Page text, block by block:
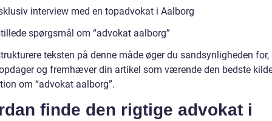
interview med en topadvokat i Aalborg
spørgsmål om “advokat aalborg”
teksten på denne måde øger du sandsynligheden for,
og fremhæver din artikel som værende den bedste
om “advokat aalborg”.
finde den rigtige advokat i